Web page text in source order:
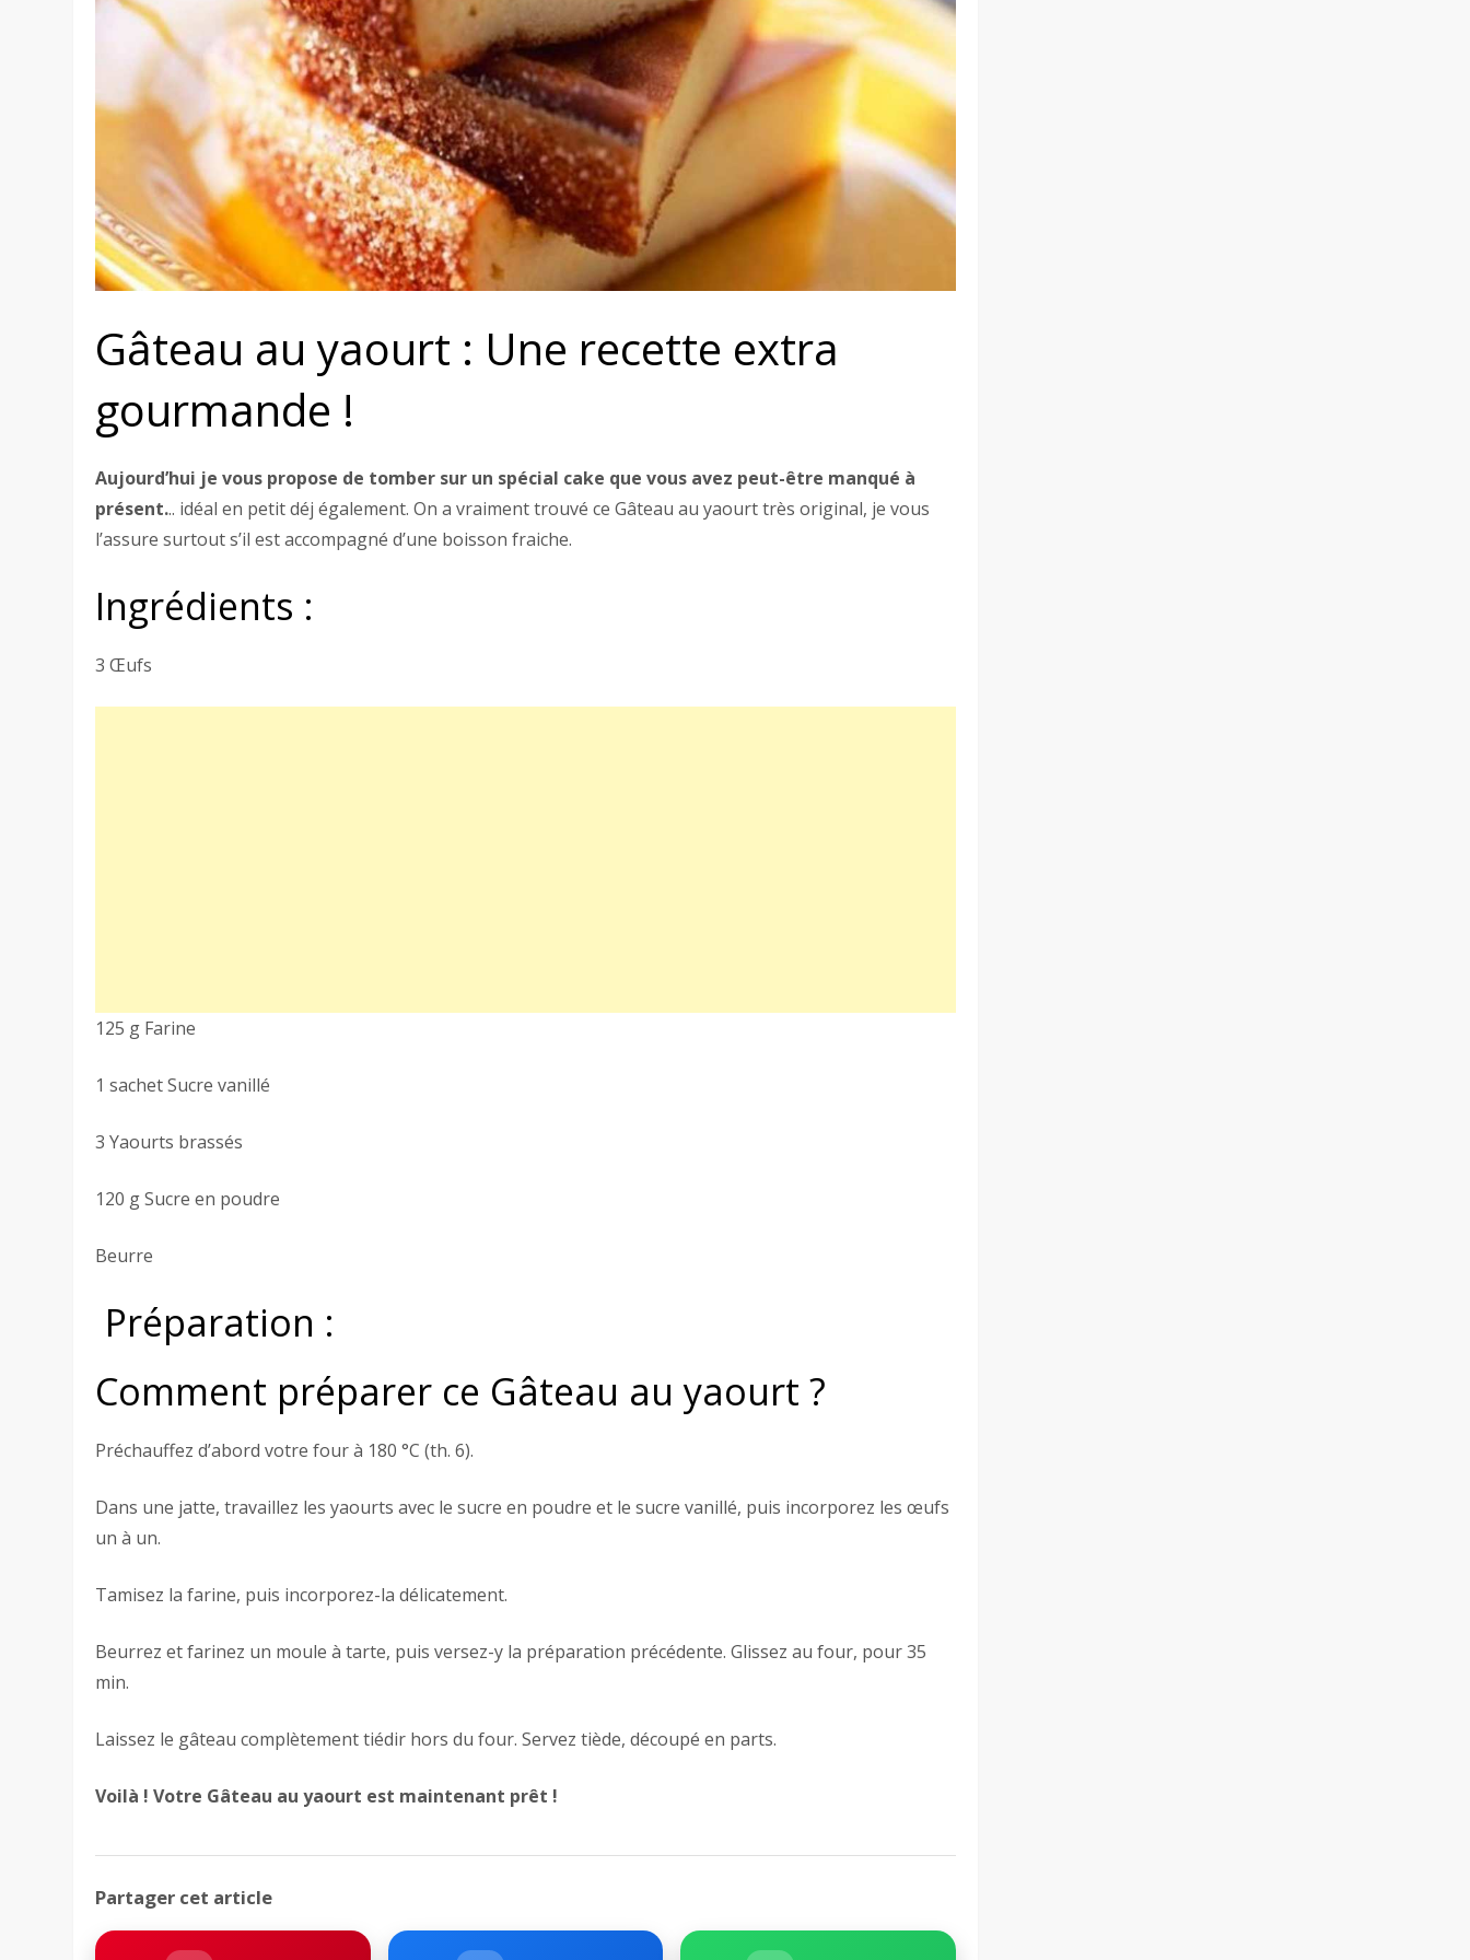
Gâteau au yaourt : Une recette extra
gourmande !
Aujourd’hui je vous propose de tomber sur un spécial cake que vous avez peut-être manqué à
présent... idéal en petit déj également. On a vraiment trouvé ce Gâteau au yaourt très original, je vous
l’assure surtout s’il est accompagné d’une boisson fraiche.
Ingrédients :
3 Œufs
125 g Farine
1 sachet Sucre vanillé
3 Yaourts brassés
120 g Sucre en poudre
Beurre
Préparation :
Comment préparer ce Gâteau au yaourt ?
Préchauffez d’abord votre four à 180 °C (th. 6).
Dans une jatte, travaillez les yaourts avec le sucre en poudre et le sucre vanillé, puis incorporez les œufs
un à un.
Tamisez la farine, puis incorporez-la délicatement.
Beurrez et farinez un moule à tarte, puis versez-y la préparation précédente. Glissez au four, pour 35
min.
Laissez le gâteau complètement tiédir hors du four. Servez tiède, découpé en parts.
Voilà ! Votre Gâteau au yaourt est maintenant prêt !
Partager cet article